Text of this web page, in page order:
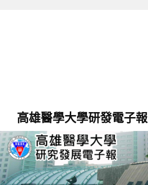
高雄醫學大學研發電子報